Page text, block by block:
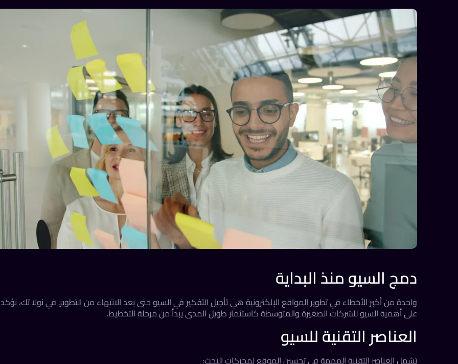
دمج السيو منذ البداية
واحدة من أكبر الأخطاء في تطوير المواقع الإلكترونية هي تأجيل التفكير في السيو حتى بعد الانتهاء من التطوير. في نولا تك، نؤكد
على أهمية السيو للشركات الصغيرة والمتوسطةكاستثمار طويل المدى يبدأ من مرحلة التخطيط.
العناصر التقنية للسيو
تشمل العناصر التقنية المهمة فيتحسين الموقع لمحركات البحث: